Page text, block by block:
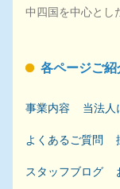
中四国を中心とし
各ページご紹
事業内容 当法人
よくあるご質問
スタッフブログ